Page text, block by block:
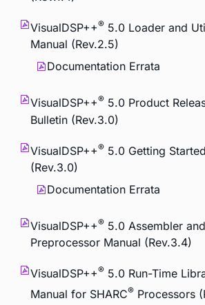
VisualDSP++® 5.0 Loader and
Manual (Rev.2.5)
Documentation Errata
VisualDSP++® 5.0 Product
Bulletin (Rev.3.0)
VisualDSP++® 5.0 Getting
(Rev.3.0)
Documentation Errata
VisualDSP++® 5.0 Assembler and
Preprocessor Manual (Rev.3.4)
VisualDSP++® 5.0 Run-Time
Manual for SHARC® Processors